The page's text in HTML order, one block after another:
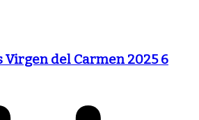
Virgen del Carmen 2025 6